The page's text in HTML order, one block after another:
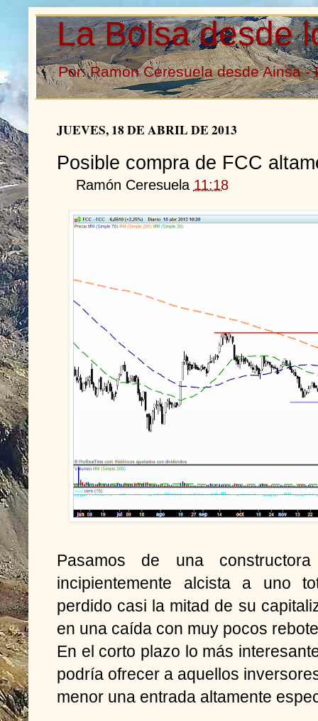
La Bolsa desde
Por: Ramón Ceresuela desde Ainsa -
JUEVES, 18 DE ABRIL DE 2013
Posible compra de FCC
Ramón Ceresuela 11:18
Pasamos de una
incipientemente alcista a uno
perdido casi la mitad de su
en una caída con muy pocos
En el corto plazo lo más
podría ofrecer a aquellos
menor una entrada altamente